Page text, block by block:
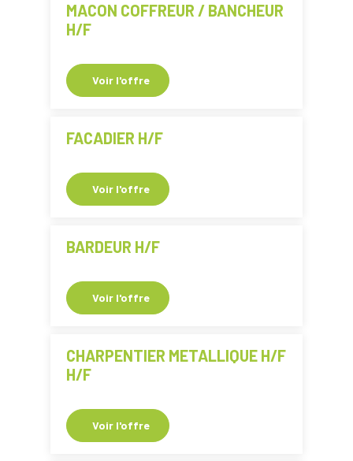
MACON COFFREUR / BANCHEUR
H/F
Voir l'offre
FACADIER H/F
Voir l'offre
BARDEUR H/F
Voir l'offre
CHARPENTIER METALLIQUE H/F
H/F
Voir l'offre